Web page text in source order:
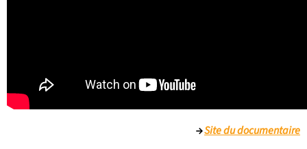
Site du documentaire